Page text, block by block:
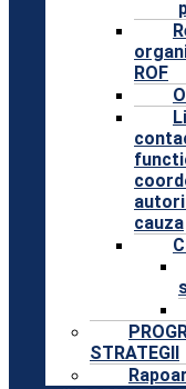
ROF
cauza
STRATEGII